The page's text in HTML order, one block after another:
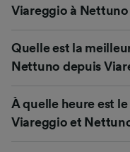
Viareggio à Nettuno
Quelle est la
Nettuno depuis
À quelle heure est
Viareggio et